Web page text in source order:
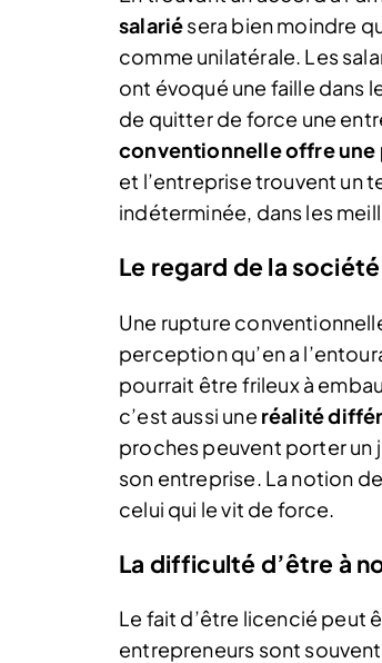
salariésera bien moindre
comme unilatérale. Les
ont évoqué une faille dans
de quitter de force une
conventionnelle offre
et l’entreprise trouvent un
indéterminée, dans les
Le regard de la
Une rupture
perception qu’en a
pourrait être frileux à
c’est aussi une réalité
proches peuvent porter un
son entreprise. La notion
celui qui le vit de force.
La difficulté d’être à
Le fait d’être licencié peut
entrepreneurs sont